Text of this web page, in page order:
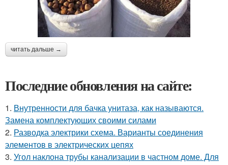
читать дальше →
Последние обновления на сайте:
1. Внутренности для бачка унитаза, как называются.
Замена комплектующих своими силами
2. Разводка электрики схема. Варианты соединения
элементов в электрических цепях
3. Угол наклона трубы канализации в частном доме. Для